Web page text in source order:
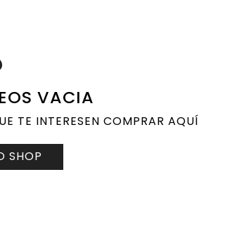
VACIA
TE INTERESEN COMPRAR AQUÍ
SHOP